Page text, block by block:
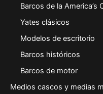
Barcos de la America’s
Yates clásicos
Modelos de escritorio
Barcos históricos
Barcos de motor
Medios cascos y medias